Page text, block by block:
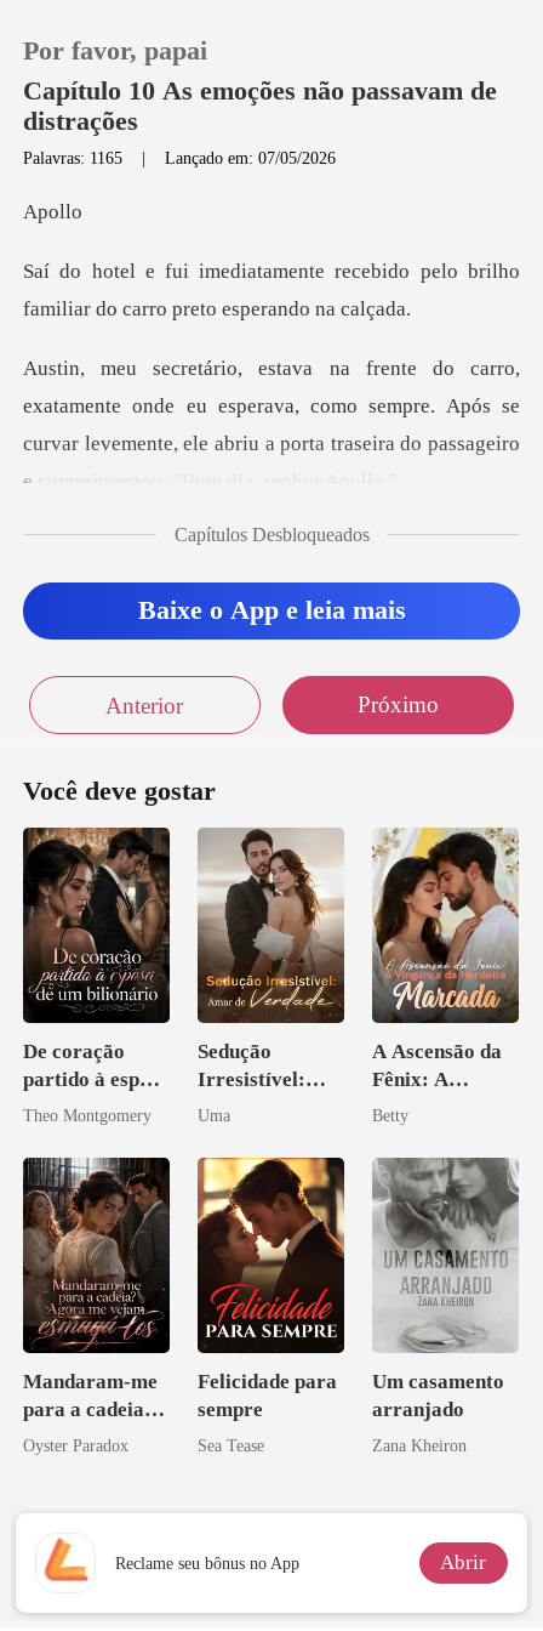
Histórico
Por favor, papai
Capítulo 10 As emoções não passavam de
distrações
Palavras: 1165 |Lançado em: 07/05/2026
ol
recebido pelo brilho
familiar do
eu esperava, como sempre. Após se
curvar levemente, ele abriu a por
senti comCapítulos Desbloqueados
Baixe o App e leia mais
Anterior Próximo
Você deve gostar
De coração
partido à esposa
de um bilionário
Theo Montgomery
Sedução
Irresistível:
Amar de
Uma
A Ascensão da
Fênix: A
Vingança da
Marcada
Betty
Mandaram-me
para a cadeia?
Agora me
Oyster Paradox
Felicidade para
sempre
Sea Tease
Um casamento
arranjado
Zana Kheiron
Reclame seu bônus no App Abrir